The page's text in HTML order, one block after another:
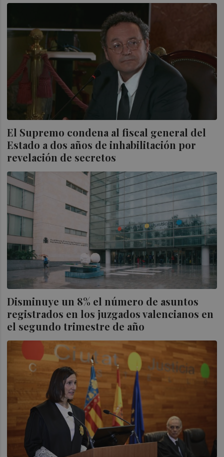
El Supremo condena al fiscal general del
Estado a dos años de inhabilitación por
revelación de secretos
Disminuye un 8% el número de asuntos
registrados en los juzgados valencianos en
el segundo trimestre de año